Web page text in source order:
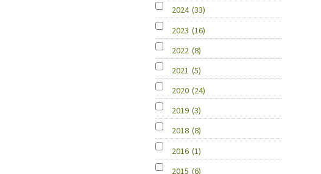
2024 (33)
2023 (16)
2022 (8)
2021 (5)
2020 (24)
2019 (3)
2018 (8)
2016 (1)
2015 (6)